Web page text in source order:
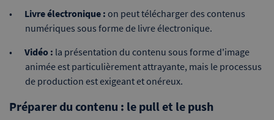
Livre électronique : on peut télécharger des contenus
numériques sous forme de livre électronique.
Vidéo : la présentation du contenu sous forme d'image
animée est particulièrement attrayante, mais le processus
de production est exigeant et onéreux.
Préparer du contenu : le pull et le push